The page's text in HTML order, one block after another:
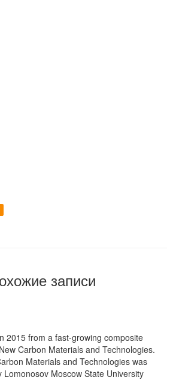
записи
2015 from a fast-growing composite
Carbon Materials and Technologies.
Materials and Technologies was
Moscow State University